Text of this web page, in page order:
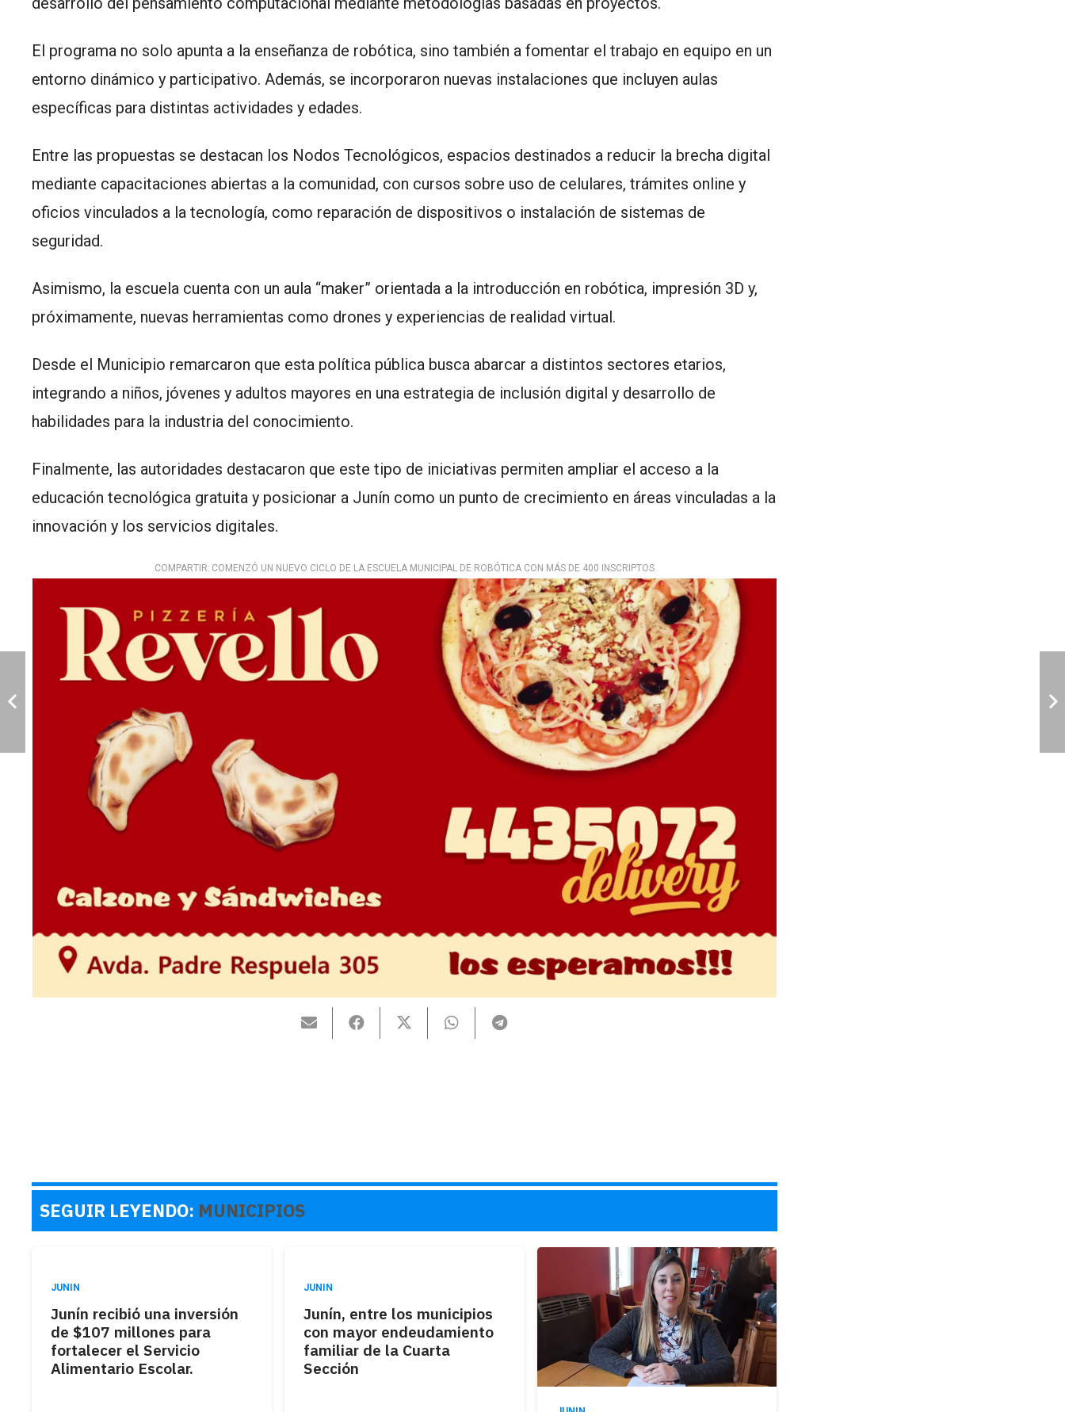
El programa no solo apunta a la enseñanza de robótica, sino también a fomentar el trabajo en equipo en un
entorno dinámico y participativo. Además, se incorporaron nuevas instalaciones que incluyen aulas
específicas para distintas actividades y edades.
Entre las propuestas se destacan los Nodos Tecnológicos, espacios destinados a reducir la brecha digital
mediante capacitaciones abiertas a la comunidad, con cursos sobre uso de celulares, trámites online y
oficios vinculados a la tecnología, como reparación de dispositivos o instalación de sistemas de
seguridad.
Asimismo, la escuela cuenta con un aula “maker” orientada a la introducción en robótica, impresión 3D y,
próximamente, nuevas herramientas como drones y experiencias de realidad virtual.
Desde el Municipio remarcaron que esta política pública busca abarcar a distintos sectores etarios,
integrando a niños, jóvenes y adultos mayores en una estrategia de inclusión digital y desarrollo de
habilidades para la industria del conocimiento.
Finalmente, las autoridades destacaron que este tipo de iniciativas permiten ampliar el acceso a la
educación tecnológica gratuita y posicionar a Junín como un punto de crecimiento en áreas vinculadas a la
innovación y los servicios digitales.
COMPARTIR: COMENZÓ UN NUEVO CICLO DE LA ESCUELA MUNICIPAL DE ROBÓTICA CON MÁS DE 400 INSCRIPTOS
SEGUIR LEYENDO: MUNICIPIOS
JUNIN
Junín recibió una inversión
de $107 millones para
fortalecer el Servicio
Alimentario Escolar.
JUNIN
Junín, entre los municipios
con mayor endeudamiento
familiar de la Cuarta
Sección